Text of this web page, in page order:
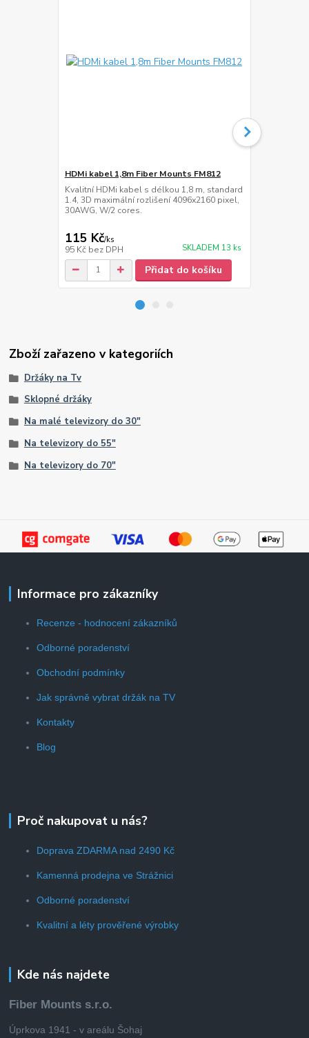
HDMi kabel 1,8m Fiber Mounts FM812
Kvalitní HDMi kabel s délkou 1,8 m, standard
1.4, 3D maximální rozlišení 4096x2160 pixel,
30AWG, W/2 cores.
115 Kč/ks
95 Kč bez DPH SKLADEM 13 ks
Přidat do košíku
Zboží zařazeno v kategoriích
Držáky na Tv
Sklopné držáky
Na malé televizory do 30"
Na televizory do 55"
Na televizory do 70"
Informace pro zákazníky
Recenze - hodnocení zákazníků
Odborné poradenství
Obchodní podmínky
Jak správně vybrat držák na TV
Kontakty
Blog
Proč nakupovat u nás?
Doprava ZDARMA nad 2490 Kč
Kamenná prodejna ve Strážnici
Odborné poradenství
Kvalitní a léty prověřené výrobky
Kde nás najdete
Fiber Mounts s.r.o.
Úprkova 1941 - v areálu Šohaj